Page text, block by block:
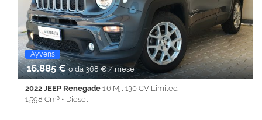
Immobilizzatore elettronico • Isofix • Keyless • Lane Assist • Park
Distance Control • REAR ASSIST • Sedile posteriore sdoppiato •
Servosterzo • Navigatore satellitare • Specchietti laterali elettrici
• Start&Stop • Telecamera per parcheggio assistito • Touch
screen • USB • Vivavoce • Volante multifunzione
Ayvens
16.885 €o da 368 € / mese
2022 JEEP Renegade 1.6 Mjt 130 CV Limited
1.598 Cm³ • Diesel